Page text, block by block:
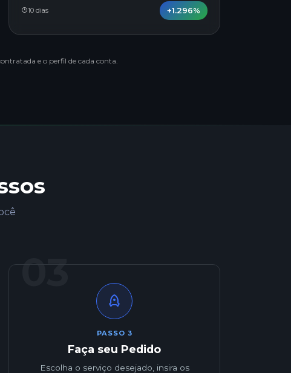
10 dias +1.296%
e o perfil de cada conta.
03
PASSO 3
Faça seu Pedido
Escolha o serviço desejado, insira os